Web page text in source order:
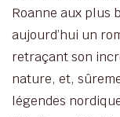
Roanne aux plus
aujourd’hui un
retraçant son
nature, et,
légendes